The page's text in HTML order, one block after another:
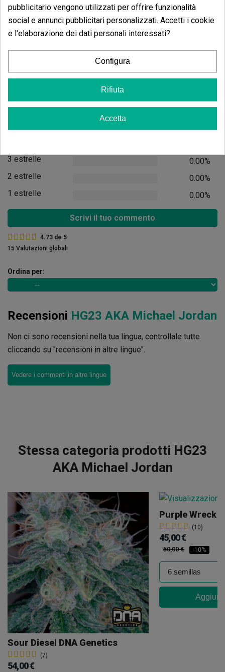
(5)
5,40 €
Vedi altro
(4)
17,00 €
Opinioni dei clienti
3 estrelle
0.00%
2 estrelle
0.00%
1 estrelle
0.00%
Scrivi il tuo commento
4.73 de 5
15 Valutazioni globali
Ordina per:
Recensioni HG23 AKA Michael Jordan
Non ci sono recensioni nella tua lingua, controllale tutte
cliccando su "recensioni in altre lingue".
Vedere i commenti in altre lingue
Stessa categoria prodotti HG23
AKA Michael Jordan
Sour Diesel DNA Genetics
(7)
54,00 €
Purple Wreck
(10)
45,00 €
50,00 € -10%
pubblicitario vengono utilizzati per offrire funzionalità
social e annunci pubblicitari personalizzati. Accetti i cookie
e l'elaborazione dei dati personali interessati?
Configura
Rifiuta
Accetta